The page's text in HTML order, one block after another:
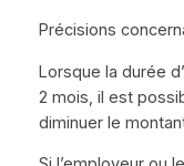
Précisions
Lorsque la durée
2 mois, il est
diminuer le